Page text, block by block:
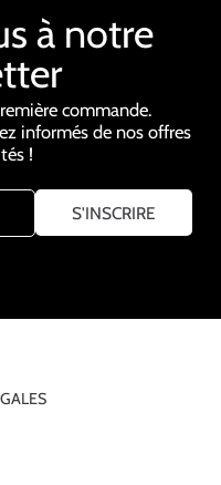
à notre
commande.
informés de nos offres
!
S'INSCRIRE